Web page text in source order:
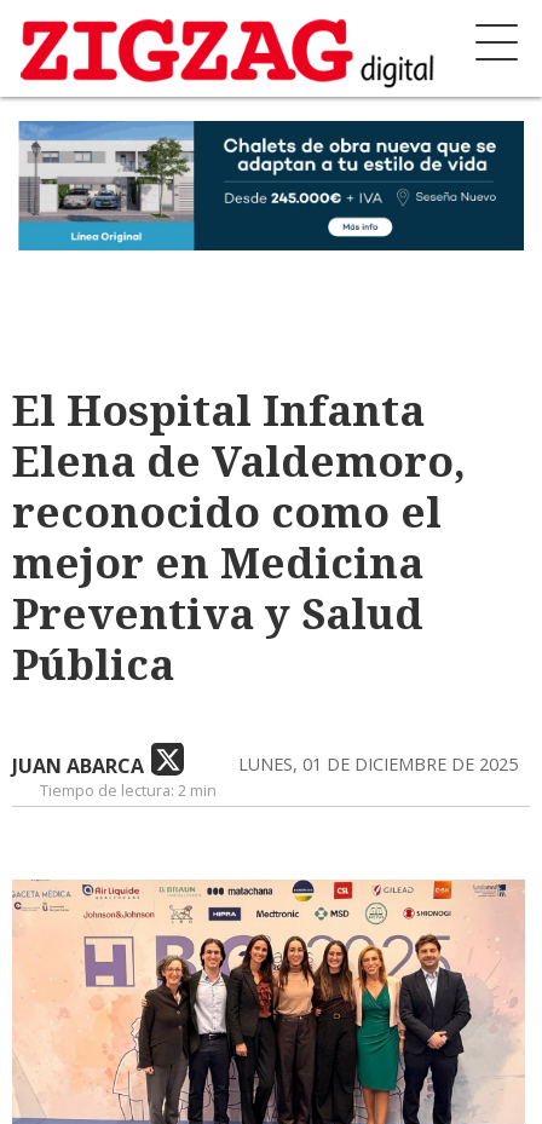
El Hospital Infanta
Elena de Valdemoro,
reconocido como el
mejor en Medicina
Preventiva y Salud
Pública
JUAN ABARCA LUNES, 01 DE DICIEMBRE DE 2025
Tiempo de lectura: 2 min